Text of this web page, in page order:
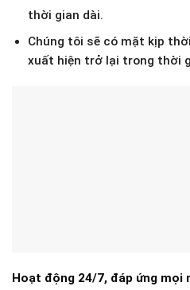
thời gian dài.
Chúng tôi sẽ có mặt kịp
xuất hiện trở lại trong thời
Hoạt động 24/7, đáp ứng mọi